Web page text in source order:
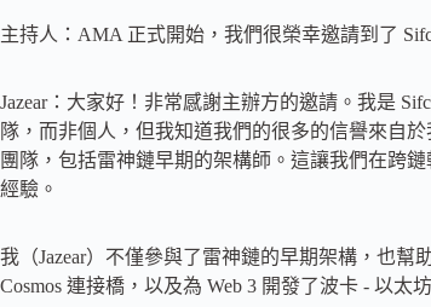
主持人：AMA 正式開始，我們很榮幸邀請到了
Jazear：大家好！非常感謝主辦方的邀請。我是
隊，而非個人，但我知道我們的很多的信譽來自
團隊，包括雷神鏈早期的架構師。這讓我們在跨
經驗。
我（Jazear）不僅參與了雷神鏈的早期架構，也幫
Cosmos 連接橋，以及為 Web 3 開發了波卡 - 以太